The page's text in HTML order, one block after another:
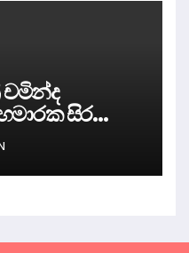
චමින්ද
සිර